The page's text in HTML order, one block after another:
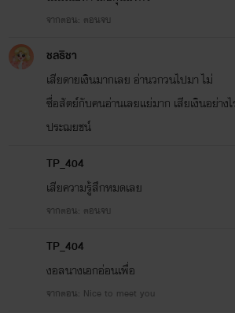
ต้องอมยิ้มแล้วหัวเ
ประชิดตัวฉันและก้
อย่างพึงพอใจ ถอ
จากตอน: ตอนจบ
ชลธิชา
เสียดายเงินมากเลย อ่านวกวนไปมา ไม่
ซื่อสัตย์กับคนอ่านเลยแย่มาก เสียเงินอย่างไ
ประฌยชน์
TP_404
เสียความรู้สึกหมดเลย
จากตอน: ตอนจบ
TP_404
งอลนางเอกอ่อนเพื่อ
จากตอน: Nice to meet you